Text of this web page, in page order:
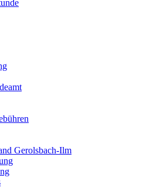
Gerolsbach-Ilm